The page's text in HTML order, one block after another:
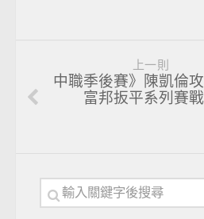
上一則
中職季後賽》陳凱倫
富邦扳平系列賽